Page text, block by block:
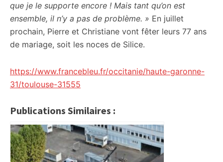
que je le supporte encore ! Mais tant qu’on est
ensemble, il n’y a pas de problème. » En juillet
prochain, Pierre et Christiane vont fêter leurs 77 ans
de mariage, soit les noces de Silice.
https://www.francebleu.fr/occitanie/haute-garonne-
31/toulouse-31555
Publications Similaires :